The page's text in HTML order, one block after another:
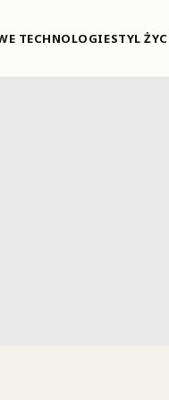
TECHNOLOGIESTYL